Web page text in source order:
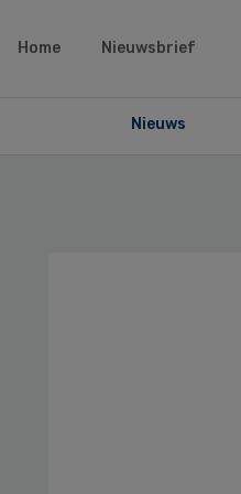
Home Nieuwsbrief
Nieuws